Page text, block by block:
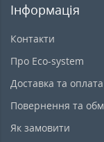
Інформація
Контакти
Про Eco-system
Доставка та оплата
Повернення та
Як замовити